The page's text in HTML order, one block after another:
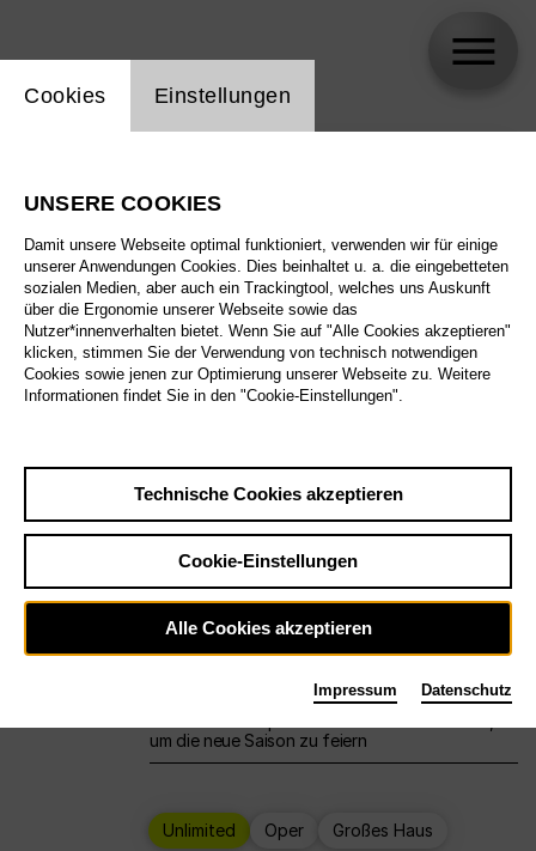
Alle Sparten
Alle Spielstätten
Alle Merkmale
Sa29.8.
Großes Haus
12:00 Eröffnungswochenende
um die neue Saison zu feiern
Unlimited Oper Großes Haus
Einstellung Website Cookie
Cookies Einstellungen
UNSERE COOKIES
Damit unsere Webseite optimal funktioniert, verwenden wir für einige
unserer Anwendungen Cookies. Dies beinhaltet u. a. die eingebetteten
sozialen Medien, aber auch ein Trackingtool, welches uns Auskunft
über die Ergonomie unserer Webseite sowie das
Nutzer*innenverhalten bietet. Wenn Sie auf "Alle Cookies akzeptieren"
klicken, stimmen Sie der Verwendung von technisch notwendigen
Cookies sowie jenen zur Optimierung unserer Webseite zu. Weitere
Informationen findet Sie in den "Cookie-Einstellungen".
Technische Cookies akzeptieren
Cookie-Einstellungen
Alle Cookies akzeptieren
Impressum Datenschutz